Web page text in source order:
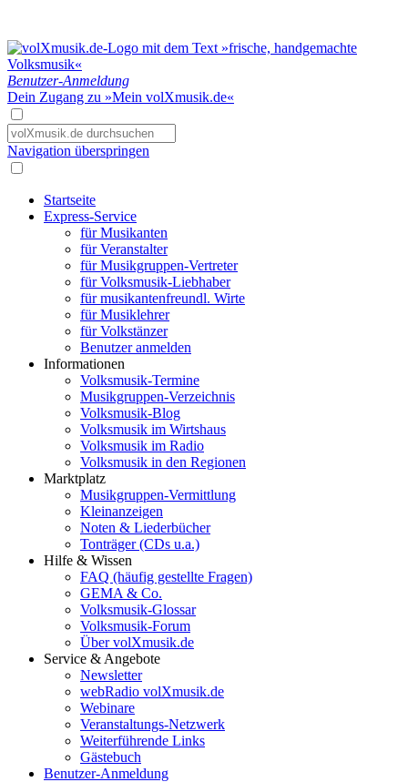
Benutzer-Anmeldung
Dein Zugang zu »Mein volXmusik.de«
Navigation überspringen
Startseite
Express-Service
für Musikanten
für Veranstalter
für Musikgruppen-Vertreter
für Volksmusik-Liebhaber
für musikantenfreundl. Wirte
für Musiklehrer
für Volkstänzer
Benutzer anmelden
Informationen
Volksmusik-Termine
Musikgruppen-Verzeichnis
Volksmusik-Blog
Volksmusik im Wirtshaus
Volksmusik im Radio
Volksmusik in den Regionen
Marktplatz
Musikgruppen-Vermittlung
Kleinanzeigen
Noten & Liederbücher
Tonträger (CDs u.a.)
Hilfe & Wissen
FAQ (häufig gestellte Fragen)
GEMA & Co.
Volksmusik-Glossar
Volksmusik-Forum
Über volXmusik.de
Service & Angebote
Newsletter
webRadio volXmusik.de
Webinare
Veranstaltungs-Netzwerk
Weiterführende Links
Gästebuch
Benutzer-Anmeldung